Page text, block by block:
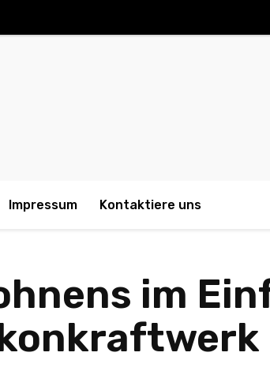
Impressum Kontaktiere uns
im